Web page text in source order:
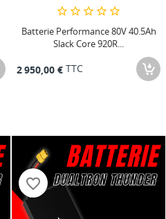
Batterie Performance 80V 40.5Ah
Slack Core 920R...
2 950,00 € TTC
favorite_border